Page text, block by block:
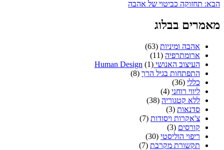
הבא: תחזוקה כביטוי של אהבה
מאמרים בבלוג
אהבה ומיניות (63)
ארומתרפיה (11)
העיצוב האנושי Human Design (1)
התפתחות בגיל הרך (8)
כללי (36)
ליווי רוחני (4)
ללא קטגוריה (38)
סדנאות (3)
צ'אקרות ויסודות (7)
קורסים (3)
ריפוי הוליסטי (30)
תקשורת מקרבת (7)